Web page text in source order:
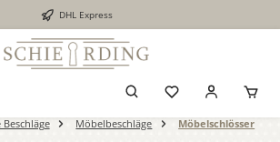
DHL Express
Möbelbeschläge Möbelschlösser